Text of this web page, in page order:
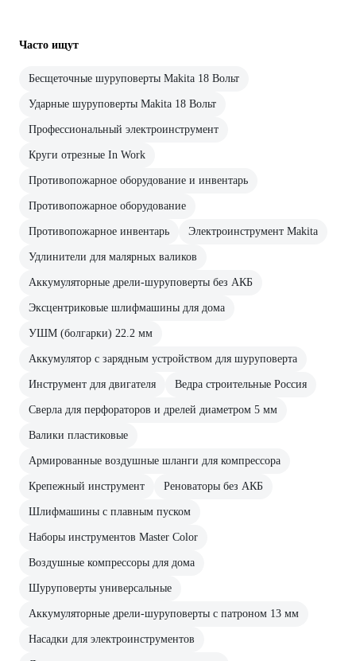
Часто ищут
Бесщеточные шуруповерты Makita 18 Вольт
Ударные шуруповерты Makita 18 Вольт
Профессиональный электроинструмент
Круги отрезные In Work
Противопожарное оборудование и инвентарь
Противопожарное оборудование
Противопожарное инвентарь Электроинструмент Makita
Удлинители для малярных валиков
Аккумуляторные дрели-шуруповерты без АКБ
Эксцентриковые шлифмашины для дома
УШМ (болгарки) 22.2 мм
Аккумулятор с зарядным устройством для шуруповерта
Инструмент для двигателя Ведра строительные Россия
Сверла для перфораторов и дрелей диаметром 5 мм
Валики пластиковые
Армированные воздушные шланги для компрессора
Крепежный инструмент Реноваторы без АКБ
Шлифмашины с плавным пуском
Наборы инструментов Master Color
Воздушные компрессоры для дома
Шуруповерты универсальные
Аккумуляторные дрели-шуруповерты с патроном 13 мм
Насадки для электроинструментов